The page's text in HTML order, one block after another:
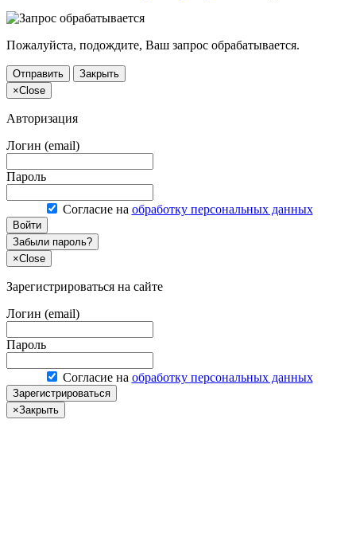
Пожалуйста, подождите, Ваш запрос обрабатывается.
Отправить
Закрыть
×Close
Авторизация
Логин (email)
Пароль
Согласие на обработку персональных данных
Войти
Забыли пароль?
×Close
Зарегистрироваться на сайте
Логин (email)
Пароль
Согласие на обработку персональных данных
Зарегистрироваться
×Закрыть